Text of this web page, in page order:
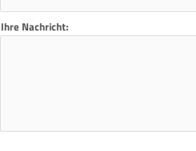
Ihre Nachricht: